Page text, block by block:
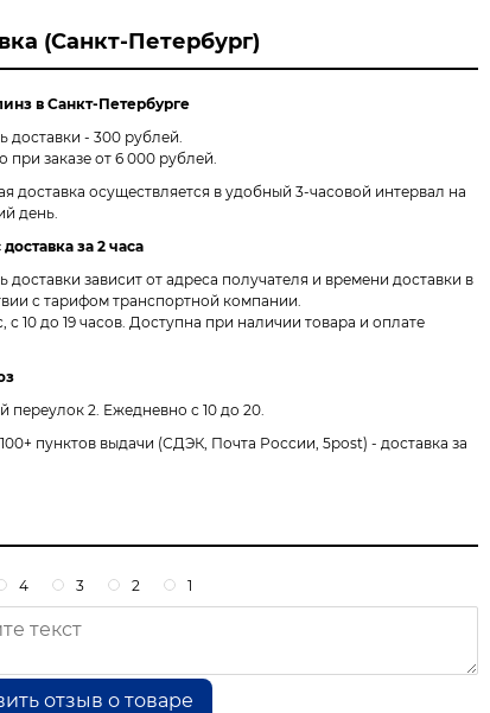
(Санкт-Петербург)
в Санкт-Петербурге
доставки - 300 рублей.
при заказе от 6 000 рублей.
доставка осуществляется в удобный 3-часовой интервал на
день.
за 2 часа
доставки зависит от адреса получателя и времени доставки в
с тарифом транспортной компании.
с 10 до 19 часов. Доступна при наличии товара и оплате
переулок 2. Ежедневно с 10 до 20.
пунктов выдачи (СДЭК, Почта России, 5post) - доставка за
4 3 2 1
отзыв о товаре